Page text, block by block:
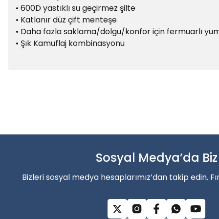
• 600D yastıklı su geçirmez şilte
• Katlanır düz çift menteşe
• Daha fazla saklama/dolgu/konfor için fermuarlı
• Şık Kamuflaj kombinasyonu
Ürün fiyatı diğer sitelerden daha pahalı.
Bu ürüne benzer farklı alternatifler olmalı.
Alışverişe Başla
Sosyal Medya’da Biz
Bizleri sosyal medya hesaplarımız’dan takip edin.